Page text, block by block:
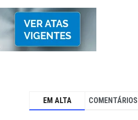
EM ALTA COMENTÁRIOS